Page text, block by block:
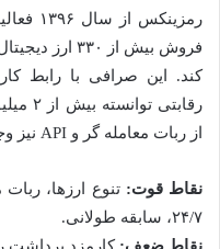
کند. این صرافی با رابط
از ربات معامله گر و API نیز وجود دارد.
نقاط قوت: تنوع ارزها،
۲۴/۷، سابقه طولانی.
نقاط ضعف: کارمزد برداشت ریالی